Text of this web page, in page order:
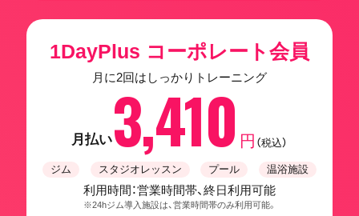
1DayPlus コーポレート会員
月に2回はしっかりトレーニング
月払い3,410 円 （税込）
ジム スタジオレッスン プール 温浴施設
利用時間：営業時間帯、終日利用可能
※24hジム導入施設は、営業時間帯のみ利用可能。